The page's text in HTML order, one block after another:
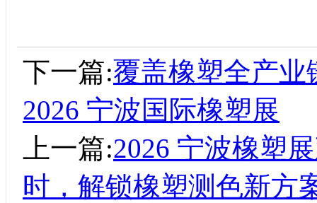
下一篇:覆盖橡塑全产业
2026 宁波国际橡塑展
上一篇:2026 宁波橡塑
时，解锁橡塑测色新方